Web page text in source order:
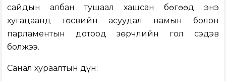
сайдын албан тушаал хашсан бөгөөд энэ
хугацаанд төсвийн асуудал намын болон
парламентын дотоод зөрчлийн гол сэдэв
болжээ.
Санал хураалтын дүн: